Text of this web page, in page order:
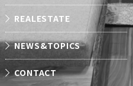
REALESTATE
NEWS&TOPICS
CONTACT